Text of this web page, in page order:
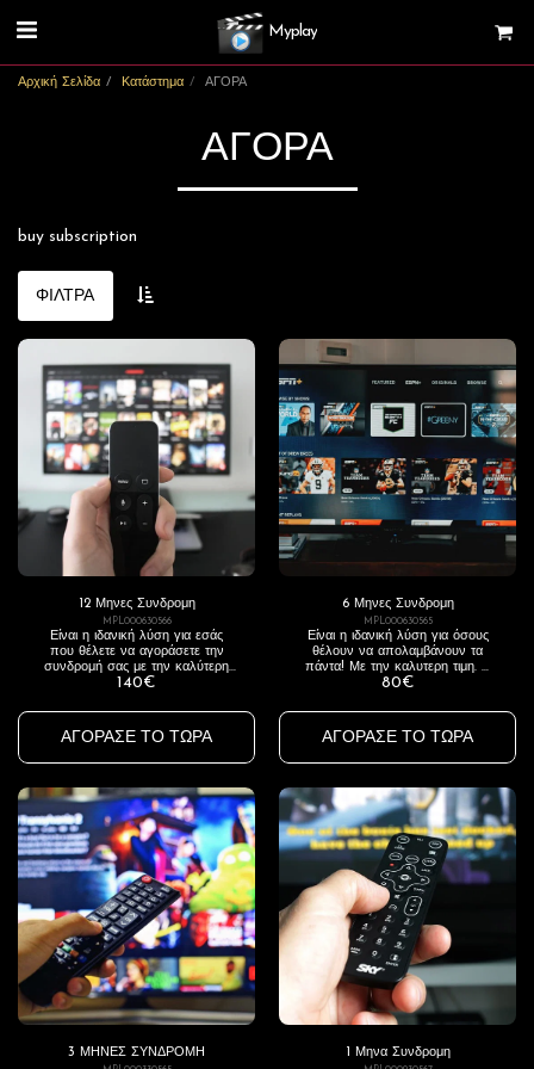
Myplay
Αρχική Σελίδα Κατάστημα ΑΓΟΡΑ
ΑΓΟΡΑ
buy subscription
ΦΊΛΤΡΑ
12 Μηνες Συνδρομη
MPL000630566
Είναι η ιδανική λύση για εσάς
που θέλετε να αγοράσετε την
συνδρομή σας με την καλύτερη
και ποιο οικονομική τιμή. Η
όπως την έψαχνες! Αλλάξτε τον
τρόπο που βλέπετε τηλεόραση &
κινηματογράφο Πλούσιο
Περιεχόμενο – Σταθερότητα –
συσκευή και αν έχεις. (Tv Box,
Smart tv, Tablet, Laptop) Δες τα
όλα εδώ.
140€
ΑΓΌΡΑΣΕ ΤΟ ΤΏΡΑ
6 Μηνες Συνδρομη
MPL000630565
Είναι η ιδανική λύση για όσους
θέλουν να απολαμβάνουν τα
πάντα! Με την καλυτερη τιμη. Η
καλυτερη υπηρεσία ψυχαγωγίας
τρόπο που βλέπετε τηλεόραση &
κινηματογράφο Πλούσιο
Περιεχόμενο – Σταθερότητα –
Αξιοπιστία - Εξυπηρέτηση. Όποια
Smart tv, Tablet, Laptop) Δες τα
όλα εδώ.
80€
ΑΓΌΡΑΣΕ ΤΟ ΤΏΡΑ
3 ΜΗΝΕΣ ΣΥΝΔΡΟΜΗ 1 Μηνα Συνδρομη